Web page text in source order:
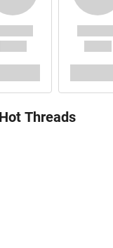
Hot Threads